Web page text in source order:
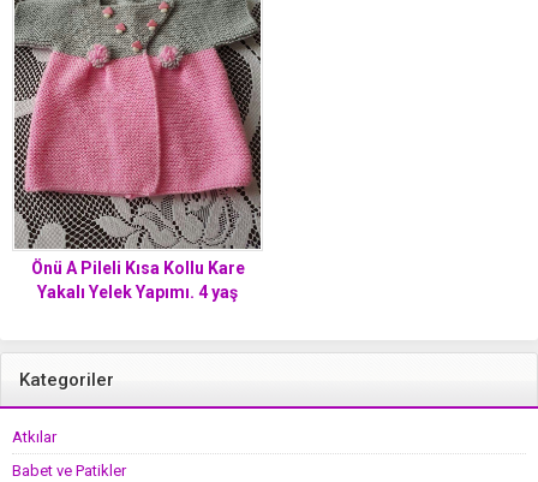
Önü A Pileli Kısa Kollu Kare
Yakalı Yelek Yapımı. 4 yaş
Kategoriler
Atkılar
Babet ve Patikler